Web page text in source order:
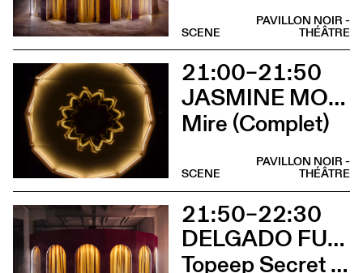
PAVILLON NOIR -
THÉÂTRE
SCENE
21:00–21:50
JASMINE MORAND
Mire (Complet)
PAVILLON NOIR -
THÉÂTRE
SCENE
21:50–22:30
DELGADO FUCHS
Topeep Secret Box